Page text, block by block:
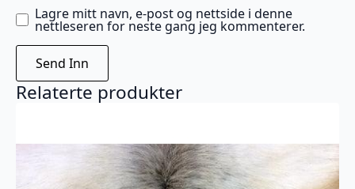
Lagre mitt navn, e-post og nettside i denne
nettleseren for neste gang jeg kommenterer.
Relaterte produkter